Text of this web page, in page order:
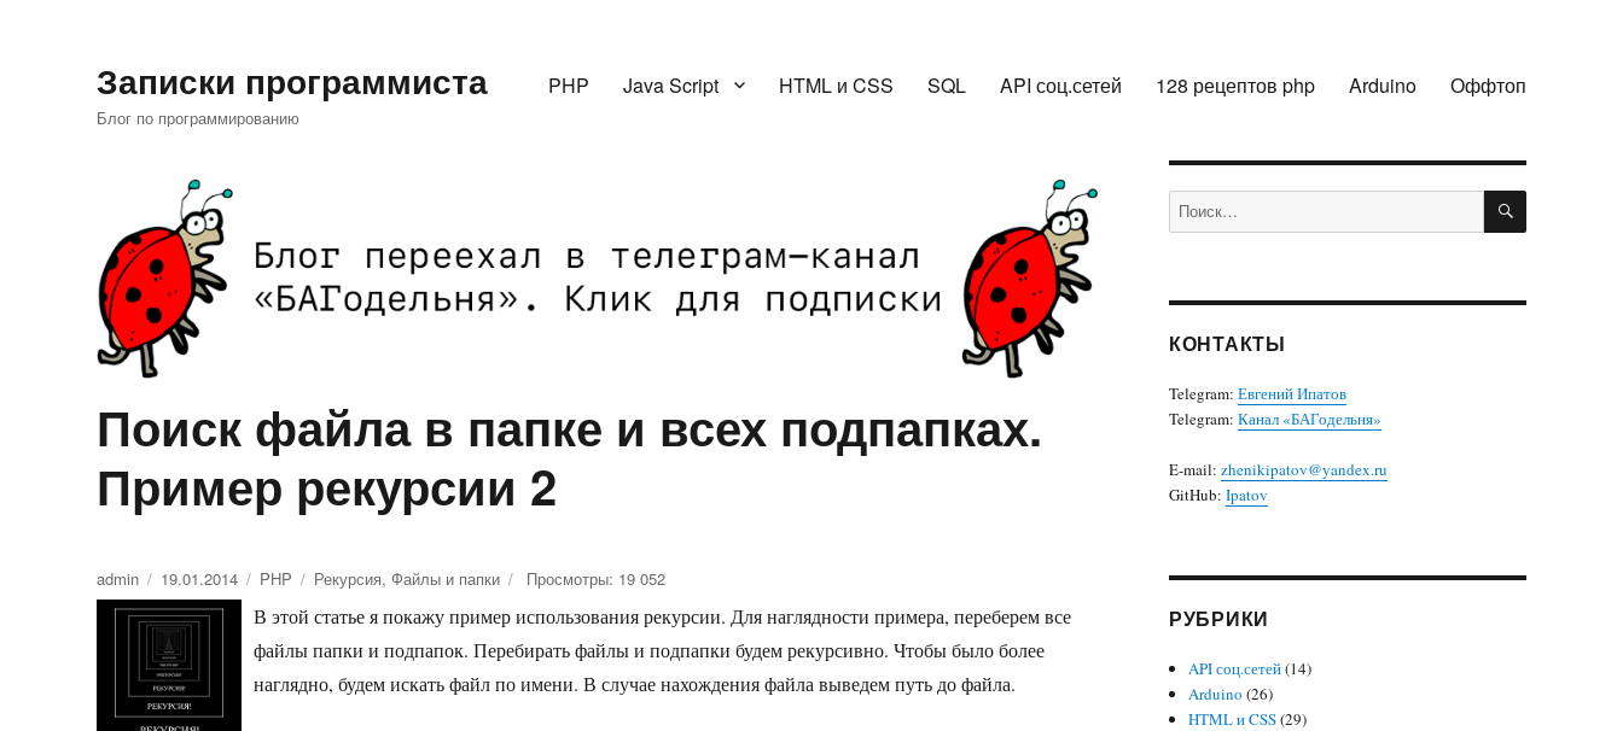
Записки программиста
Блог по программированию
PHP Java Script HTML и CSS SQL API соц.сетей 128 рецептов php Arduino Оффтоп
Поиск файла в папке и всех подпапках.
Пример рекурсии 2
Автор
admin Опубликовано
19.01.2014 Рубрики
PHP Метки
Рекурсия,Файлы и папки Просмотры: 19 052
В этой статье я покажу пример использования рекурсии. Для наглядности примера, переберем все
файлы папки и подпапок. Перебирать файлы и подпапки будем рекурсивно. Чтобы было более
наглядно, будем искать файл по имени. В случае нахождения файла выведем путь до файла.
Искать: ПОИСК
КОНТАКТЫ
Telegram: Евгений Ипатов
Telegram: Канал «БАГодельня»
E-mail: zhenikipatov@yandex.ru
GitHub: Ipatov
РУБРИКИ
API соц.сетей(14)
Arduino (26)
HTML и CSS(29)